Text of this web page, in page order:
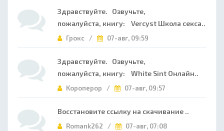
Здравствуйте. Озвучьте,
пожалуйста, книгу: Vercyst Школа секса..
Грокс / 07-авг, 09:59
Здравствуйте. Озвучьте,
пожалуйста, книгу: White Sint Онлайн..
Короперор / 07-авг, 09:57
Восстановите ссылку на скачивание ..
Romank262 / 07-авг, 07:08